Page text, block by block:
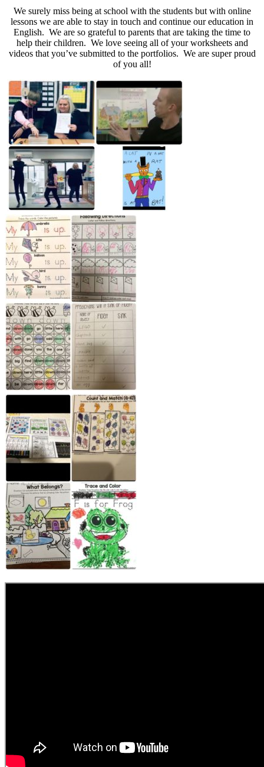
We surely miss being at school with the students but with online
lessons we are able to stay in touch and continue our education in
English. We are so grateful to parents that are taking the time to
help their children. We love seeing all of your worksheets and
videos that you’ve submitted to the portfolios. We are super proud
of you all!